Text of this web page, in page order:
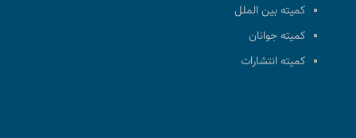
کمیته بین الملل
کمیته جوانان
کمیته انتشارات